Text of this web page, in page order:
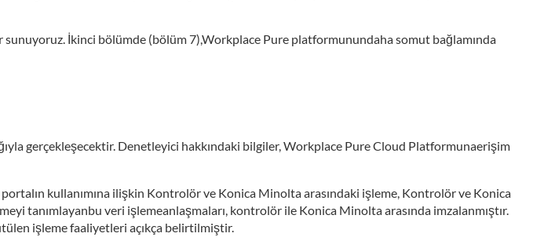
İkinci bölümde (bölüm 7),Workplace Pure platformunundaha somut bağlamında
gerçekleşecektir. Denetleyici hakkındaki bilgiler, Workplace Pure Cloud Platformunaerişim
kullanımına ilişkin Kontrolör ve Konica Minolta arasındaki işleme, Kontrolör ve Konica
tanımlayanbu veri işlemeanlaşmaları, kontrolör ile Konica Minolta arasında imzalanmıştır.
işleme faaliyetleri açıkça belirtilmiştir.